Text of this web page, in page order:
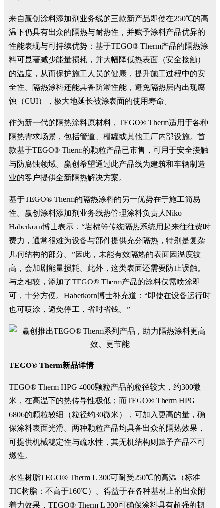
来自赢创涂料添加剂业务线的三款新产品即使在250℃的高
温下仍具有出众的隔热与耐热性，并赋予涂料产品优异的
性能表现与可持续优势：基于TEGO® Therm产品的隔热涂
料可显著减少能量损耗，并大幅降低热表面（安全接触）
的温度，从而保护施工人员的健康，提升施工过程中的安
全性。隔热涂料还能具备防潮性能，避免隔热层内出现腐
蚀（CUI），极大地延长被涂表面的使用寿命。
作为新一代的隔热涂料原材料，TEGO® Therm适用于各种
隔热需求场景，包括管道、槽罐或其他工厂内部设施。首
款基于TEGO® Therm的颗粒产品已市售，可用于安全接触
与防腐蚀领域。赢创希望通过此产品线为建筑和车辆制造
业的客户提供全新隔热解决方案。
基于TEGO® Therm的隔热涂料的另一优势在于施工简易
性。赢创涂料添加剂业务线热管理涂料负责人Niko
Haberkorn博士表示：“岩棉等传统隔热系统用起来往往费时
费力，通常很难为设备与部件提供充分隔热，特别是复杂
几何结构的部分。”因此，未能有效隔热的表面因温度较
高，会加剧能量损耗。此外，这类表面还需要防止误触。
与之相较，添加了TEGO® Therm产品的涂料仅需喷涂即
可，十分方便。Haberkorn博士补充道：“即使在设备运行时
也可喷涂，避免停工，省时省钱。”
TEGO® Therm新品详情
TEGO® Therm HPG 4000颗粒产品的粒径较大，约300微
米，在高温下的热传导性极低；而TEGO® Therm HPG
6806的颗粒较细（粒径约30微米），可加入更高的量，确
保涂料表面光滑。两种颗粒产品均具备出众的隔热效果，
可提供机械稳定性与疏水性，其无机结构则赋予产品不可
燃性。
水性树脂TEGO® Therm L 300可耐受250℃的高温（标准
TIC树脂：不高于160℃）。得益于在各种基材上的出众附
着力效果，TEGO® Therm L 300可确保涂料具有超强的韧